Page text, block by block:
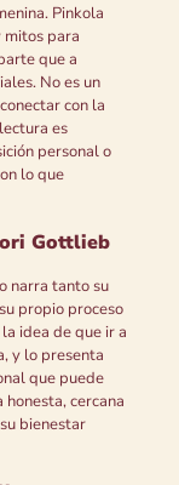
Pinkola
mitos para
que a
No es un
con la
es
personal o
lo que
Gottlieb
narra tanto su
propio proceso
idea de que ir a
y lo presenta
que puede
cercana
bienestar